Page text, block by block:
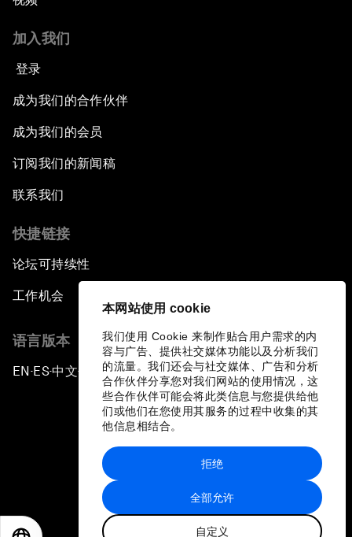
本网站使用 cookie
我们使用 Cookie 来制作贴合用户需求的内
容与广告、提供社交媒体功能以及分析我们
的流量。我们还会与社交媒体、广告和分析
合作伙伴分享您对我们网站的使用情况，这
些合作伙伴可能会将此类信息与您提供给他
们或他们在您使用其服务的过程中收集的其
他信息相结合。
全部允许
自定义
拒绝
加入我们
登录
成为我们的合作伙伴
成为我们的会员
订阅我们的新闻稿
联系我们
快捷链接
论坛可持续性
工作机会
语言版本
EN ▪ES▪中文▪ 日本語
站点地图